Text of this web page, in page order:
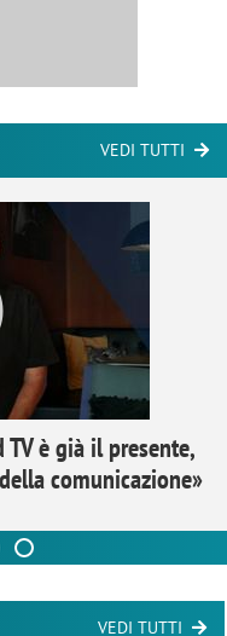
VEDI TUTTI
è già il presente,
comunicazione»
VEDI TUTTI